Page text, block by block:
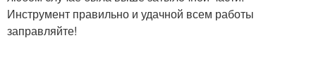
Инструмент правильно и удачной всем работы
заправляйте!